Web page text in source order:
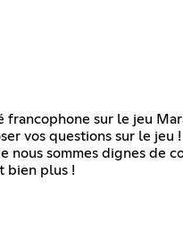
sur le jeu
vos questions sur le jeu !
sommes dignes de
bien plus !